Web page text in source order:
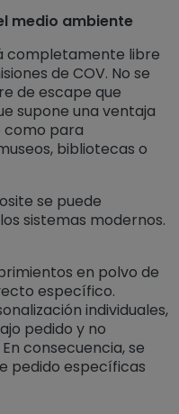
medio ambiente
completamente libre
de COV. No se
de escape que
supone una ventaja
para
bibliotecas o
se puede
sistemas modernos.
en polvo de
específico.
individuales,
pedido y no
consecuencia, se
pedido específicas